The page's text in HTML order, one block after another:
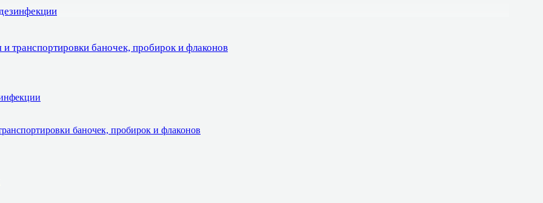
транспортировки баночек, пробирок и флаконов
баночек, пробирок и флаконов